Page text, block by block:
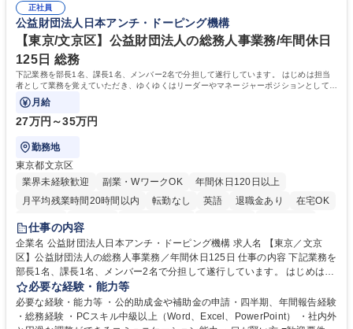
務人事】経験者歓迎！/阪急阪神HDグループ/年休124日
囲のメンバーと協調しつつ主体性を持って能動的に業務を推進できる方 学
歴・資格 学歴：大学院 大学 高専 短大 専修学校 高校 語学力： 資格：
正社員
公益財団法人日本アンチ・ドーピング機構
【東京/文京区】公益財団法人の総務人事業務/年間休日
125日 総務
下記業務を部長1名、課長1名、メンバー2名で分担して遂行しています。 はじめは担当
者として業務を覚えていただき、ゆくゆくはリーダーやマネージャーポジションとして活
躍いただくことを期待しています。
月給
27万円～35万円
勤務地
東京都文京区
業界未経験歓迎
副業・WワークOK
年間休日120日以上
月平均残業時間20時間以内
転勤なし 英語 退職金あり
在宅OK
賞与あり
育休あり
食事補助あり
仕事の内容
企業名 公益財団法人日本アンチ・ドーピング機構 求人名 【東京／文京
区】公益財団法人の総務人事業務／年間休日125日 仕事の内容 下記業務を
部長1名、課長1名、メンバー2名で分担して遂行しています。 はじめは担
当者として業務を覚えていただき、ゆくゆくはリーダーやマネージャーポ
ジションとして活躍いただくことを期待しています。 【総務・人事グルー
プの業務内容】 ・人事制度関連 ・採用活動 ・教育研修の企画、実行 ・勤
必要な経験・能力等
必要な経験・能力等 ・公的助成金や補助金の申請・四半期、年間報告経験
・総務経験 ・PCスキル中級以上（Word、Excel、PowerPoint） ・社内外